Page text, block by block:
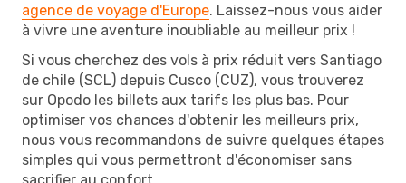
agence de voyage d'Europe. Laissez-nous vous aider
à vivre une aventure inoubliable au meilleur prix !
Si vous cherchez des vols à prix réduit vers Santiago
de chile (SCL) depuis Cusco (CUZ), vous trouverez
sur Opodo les billets aux tarifs les plus bas. Pour
optimiser vos chances d'obtenir les meilleurs prix,
nous vous recommandons de suivre quelques étapes
simples qui vous permettront d'économiser sans